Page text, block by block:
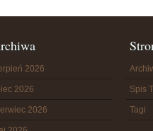
2026
2026
2026
Spis
Tagi